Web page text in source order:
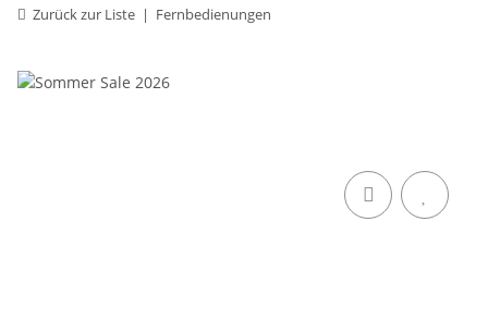
Zurück zur Liste Fernbedienungen